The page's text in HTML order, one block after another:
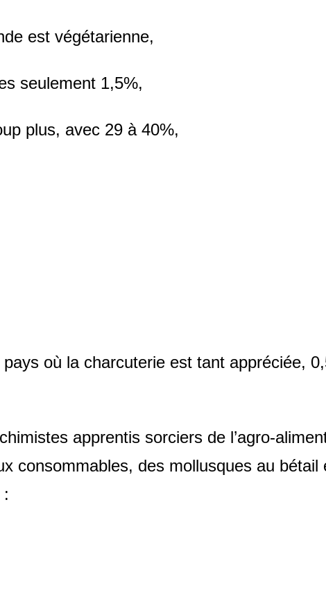
est végétarienne,
seulement 1,5%,
plus, avec 29 à 40%,
où la charcuterie est tant appréciée,
apprentis sorciers de l’agro-
consommables, des mollusques au
: